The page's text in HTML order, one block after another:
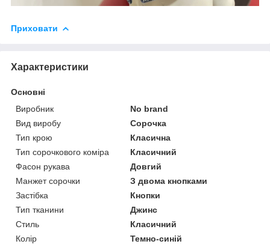
Приховати
Характеристики
Основні
Виробник
No brand
Вид виробу
Сорочка
Тип крою
Класична
Тип сорочкового коміра
Класичний
Фасон рукава
Довгий
Манжет сорочки
З двома кнопками
Застібка
Кнопки
Тип тканини
Джинс
Стиль
Класичний
Колір
Темно-синій